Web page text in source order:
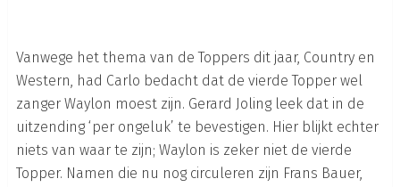
Vanwege het thema van de Toppers dit jaar, Country en
Western, had Carlo bedacht dat de vierde Topper wel
zanger Waylon moest zijn. Gerard Joling leek dat in de
uitzending ‘per ongeluk’ te bevestigen. Hier blijkt echter
niets van waar te zijn; Waylon is zeker niet de vierde
Topper. Namen die nu nog circuleren zijn Frans Bauer,